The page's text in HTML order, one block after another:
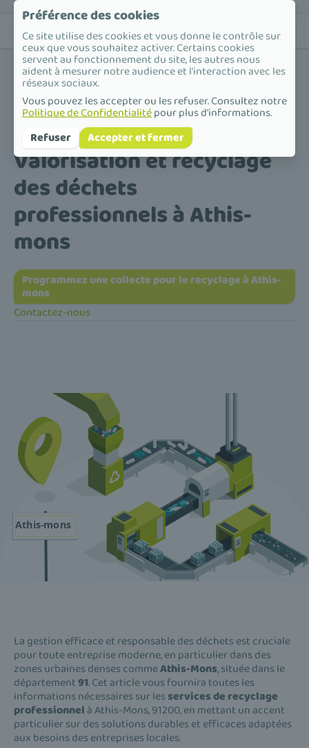
Accueil /Valorisation et recyclage des déchets professionnels /
Île-de-France / Essonne /Athis-mons
Valorisation et recyclage
des déchets
professionnels à Athis-
mons
Programmez une collecte pour le recyclage à Athis-
mons
Contactez-nous
La gestion efficace et responsable des déchets est cruciale
pour toute entreprise moderne, en particulier dans des
zones urbaines denses commeAthis-Mons, située dans le
département91. Cet article vous fournira toutes les
informations nécessaires sur les services de recyclage
professionnel à Athis-Mons, 91200, en mettant un accent
particulier sur des solutions durables et efficaces adaptées
aux besoins des entreprises locales.
Préférence des cookies
Ce site utilise des cookies et vous donne le contrôle sur
ceux que vous souhaitez activer. Certains cookies
servent au fonctionnement du site, les autres nous
aident à mesurer notre audience et l'interaction avec les
réseaux sociaux.
Vous pouvez les accepter ou les refuser. Consultez notre
Politique de Confidentialitépour plus d'informations.
Refuser
Accepter et fermer